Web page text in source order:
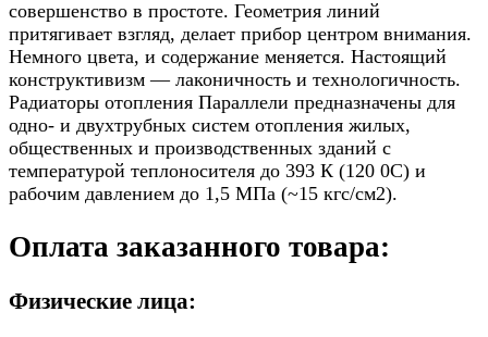
совершенство в простоте. Геометрия линий
притягивает взгляд, делает прибор центром внимания.
Немного цвета, и содержание меняется. Настоящий
конструктивизм — лаконичность и технологичность.
Радиаторы отопления Параллели предназначены для
одно- и двухтрубных систем отопления жилых,
общественных и производственных зданий с
температурой теплоносителя до 393 К (120 0С) и
рабочим давлением до 1,5 МПа (~15 кгс/см2).
Оплата заказанного товара:
Физические лица: